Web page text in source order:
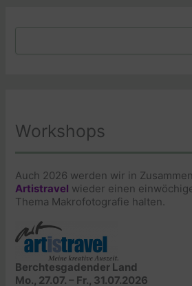
Workshops
Auch 2026 werden wir in
Artistravel wieder einen
Thema Makrofotografie halten.
Berchtesgadender Land
Mo., 27.07. – Fr., 31.07.2026